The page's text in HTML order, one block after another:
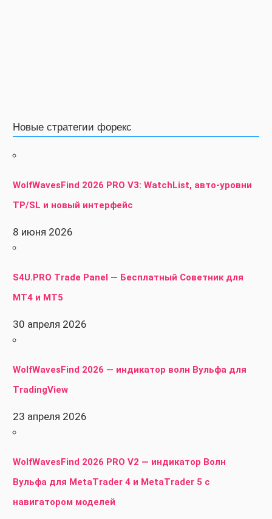
Новые стратегии форекс
WolfWavesFind 2026 PRO V3: WatchList, авто-уровни
TP/SL и новый интерфейс
8 июня 2026
S4U.PRO Trade Panel — Бесплатный Советник для
MT4 и MT5
30 апреля 2026
WolfWavesFind 2026 — индикатор волн Вульфа для
TradingView
23 апреля 2026
WolfWavesFind 2026 PRO V2 — индикатор Волн
Вульфа для MetaTrader 4 и MetaTrader 5 с
навигатором моделей